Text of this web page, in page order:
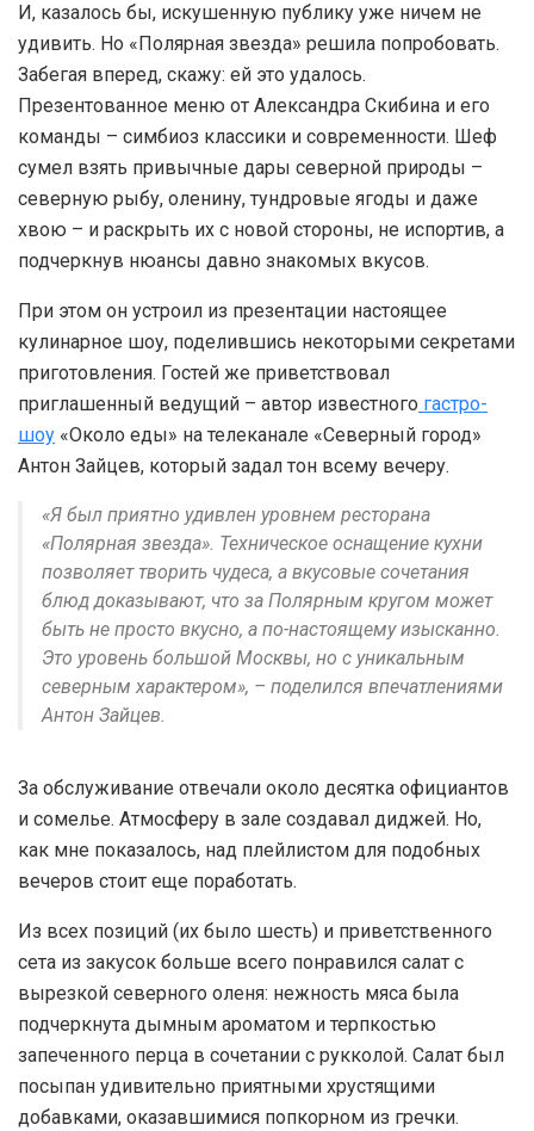
И, казалось бы, искушенную публику уже ничем не
удивить. Но «Полярная звезда» решила попробовать.
Забегая вперед, скажу: ей это удалось.
Презентованное меню от Александра Скибина и его
команды – симбиоз классики и современности. Шеф
сумел взять привычные дары северной природы –
северную рыбу, оленину, тундровые ягоды и даже
хвою – и раскрыть их с новой стороны, не испортив, а
подчеркнув нюансы давно знакомых вкусов.
При этом он устроил из презентации настоящее
кулинарное шоу, поделившись некоторыми секретами
приготовления. Гостей же приветствовал
приглашенный ведущий – автор известного гастро-
шоу «Около еды» на телеканале «Северный город»
Антон Зайцев, который задал тон всему вечеру.
«Я был приятно удивлен уровнем ресторана
«Полярная звезда». Техническое оснащение кухни
позволяет творить чудеса, а вкусовые сочетания
блюд доказывают, что за Полярным кругом может
быть не просто вкусно, а по-настоящему изысканно.
Это уровень большой Москвы, но с уникальным
северным характером», – поделился впечатлениями
Антон Зайцев.
За обслуживание отвечали около десятка официантов
и сомелье. Атмосферу в зале создавал диджей. Но,
как мне показалось, над плейлистом для подобных
вечеров стоит еще поработать.
Из всех позиций (их было шесть) и приветственного
сета из закусок больше всего понравился салат с
вырезкой северного оленя: нежность мяса была
подчеркнута дымным ароматом и терпкостью
запеченного перца в сочетании с рукколой. Салат был
посыпан удивительно приятными хрустящими
добавками, оказавшимися попкорном из гречки.